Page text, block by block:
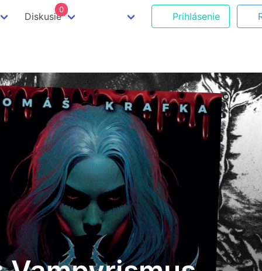
Diskusie
0
Prihlásenie